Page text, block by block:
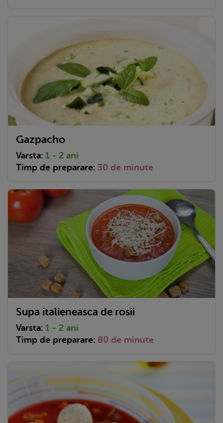
Gazpacho
Varsta: 1 - 2 ani
Timp de preparare: 30 de minute
Supa italieneasca de rosii
Varsta: 1 - 2 ani
Timp de preparare: 80 de minute